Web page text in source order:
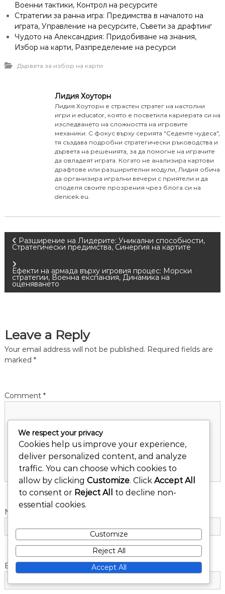
Военни тактики, Контрол на ресурсите
Стратегии за ранна игра: Предимства в началото на
играта, Управление на ресурсите, Съвети за драфтинг
Чудото на Александрия: Придобиване на знания,
Избор на карти, Разпределение на ресурси
Дървета за избор на карти
Лидия Хоуторн
Лидия Хоуторн е страстен стратег на настолни
игри и educator, която е посветила кариерата си на
изследването на сложността на игровите
механики. С фокус върху серията "Седемте чудеса",
тя създава подробни стратегически ръководства и
дървета на решенията, за да помогне на играчите
да овладеят играта. Когато не анализира картови
драфтове или разширителни модули, Лидия обича
да организира игрални вечери с приятели и да
споделя своите прозрения чрез блога си на
denicek.eu.
P
s
n
a
i
g
o
n
Разширение на Лидерите: Уникални способности,
Стратегически предимства, Синергия на картите
Ефекти на армада върху игровия процес: Морски
стратегии, Военна експанзия, Динамика на
оценяването
Leave a Reply
Your email address will not be published. Required fields are
marked *
Comment *
Name
Email
We respect your privacy
Cookies help us improve your experience,
deliver personalized content, and analyze
traffic. You can choose which cookies to
allow by clicking Customize. Click Accept All
to consent or Reject All
to decline non-
essential cookies.
Customize
Reject All
Accept All